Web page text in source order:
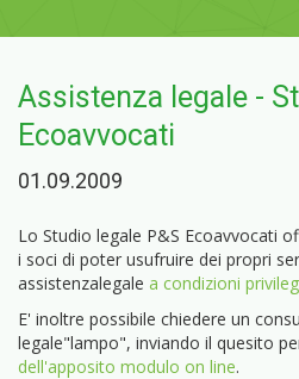
Assistenza legale -
Ecoavvocati
01.09.2009
Lo Studio legale P&S Ecoavvocati
i soci di poter usufruire dei propri
assistenzalegale a condizioni
E' inoltre possibile chiedere un
legale"lampo", inviando il quesito
dell'apposito modulo on line.